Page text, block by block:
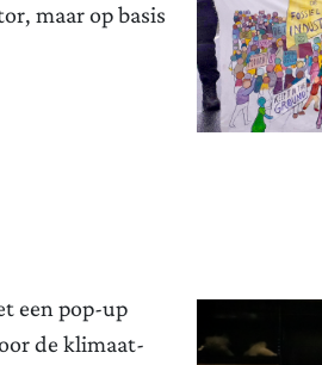
maar op basis
een pop-up
de klimaat-